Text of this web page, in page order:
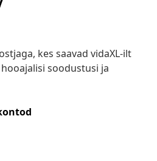
kes saavad vidaXL-ilt
soodustusi ja